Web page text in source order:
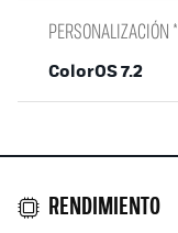
PERSONALIZACIÓN *
ColorOS 7.2
RENDIMIENTO